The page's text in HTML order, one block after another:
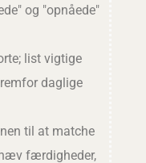
og "opnåede"
list vigtige
daglige
til at matche
færdigheder,